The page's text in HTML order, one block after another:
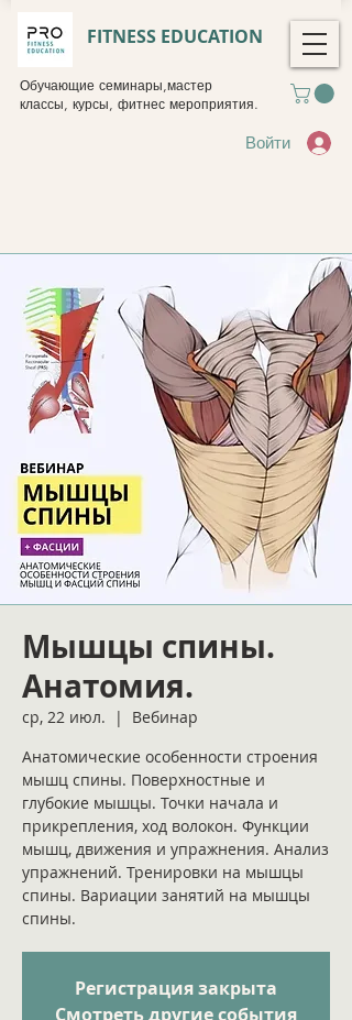
FITNESS EDUCATION
Обучающие семинары,мастер
классы, курсы, фитнес мероприятия.
Войти
Мышцы спины.
Анатомия.
ср, 22 июл.
  |
Вебинар
Анатомические особенности строения
мышц спины. Поверхностные и
глубокие мышцы. Точки начала и
прикрепления, ход волокон. Функции
мышц, движения и упражнения. Анализ
упражнений. Тренировки на мышцы
спины. Вариации занятий на мышцы
спины.
Регистрация закрыта
Смотреть другие события